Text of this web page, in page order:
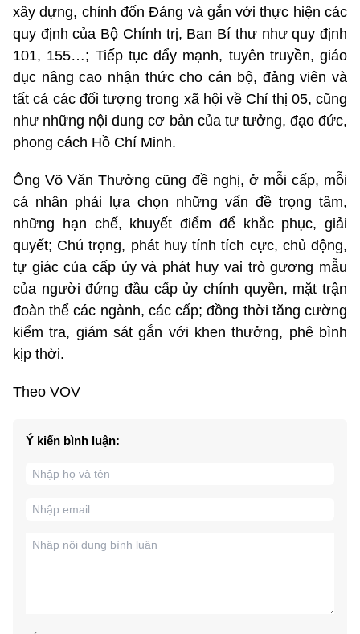
xây dựng, chỉnh đốn Đảng và gắn với thực hiện các
quy định của Bộ Chính trị, Ban Bí thư như quy định
101, 155…; Tiếp tục đẩy mạnh, tuyên truyền, giáo
dục nâng cao nhận thức cho cán bộ, đảng viên và
tất cả các đối tượng trong xã hội về Chỉ thị 05, cũng
như những nội dung cơ bản của tư tưởng, đạo đức,
phong cách Hồ Chí Minh.
Ông Võ Văn Thưởng cũng đề nghị, ở mỗi cấp, mỗi
cá nhân phải lựa chọn những vấn đề trọng tâm,
những hạn chế, khuyết điểm để khắc phục, giải
quyết; Chú trọng, phát huy tính tích cực, chủ động,
tự giác của cấp ủy và phát huy vai trò gương mẫu
của người đứng đầu cấp ủy chính quyền, mặt trận
đoàn thể các ngành, các cấp; đồng thời tăng cường
kiểm tra, giám sát gắn với khen thưởng, phê bình
kịp thời.
Theo VOV
Ý kiến bình luận: